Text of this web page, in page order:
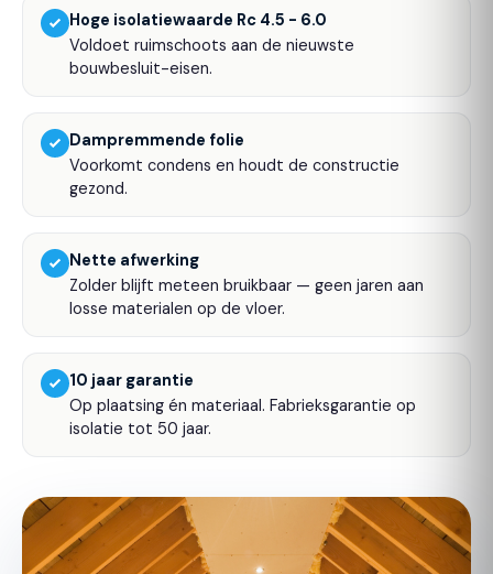
Hoge isolatiewaarde Rc 4.5 - 6.0
Voldoet ruimschoots aan de nieuwste
bouwbesluit-eisen.
Dampremmende folie
Voorkomt condens en houdt de constructie
gezond.
Nette afwerking
Zolder blijft meteen bruikbaar — geen jaren aan
losse materialen op de vloer.
10 jaar garantie
Op plaatsing én materiaal. Fabrieksgarantie op
isolatie tot 50 jaar.